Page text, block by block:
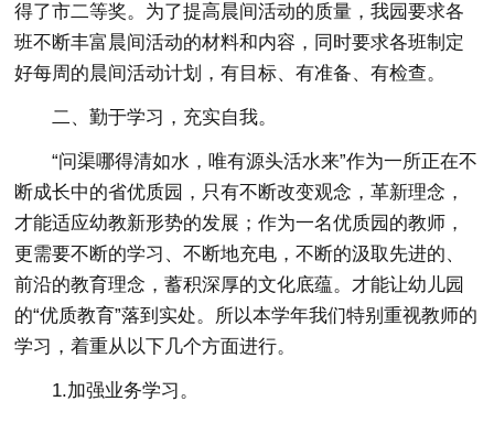
得了市二等奖。为了提高晨间活动的质量，我园要求各
班不断丰富晨间活动的材料和内容，同时要求各班制定
好每周的晨间活动计划，有目标、有准备、有检查。
二、勤于学习，充实自我。
“问渠哪得清如水，唯有源头活水来”作为一所正在不
断成长中的省优质园，只有不断改变观念，革新理念，
才能适应幼教新形势的发展；作为一名优质园的教师，
更需要不断的学习、不断地充电，不断的汲取先进的、
前沿的教育理念，蓄积深厚的文化底蕴。才能让幼儿园
的“优质教育”落到实处。所以本学年我们特别重视教师的
学习，着重从以下几个方面进行。
1.加强业务学习。